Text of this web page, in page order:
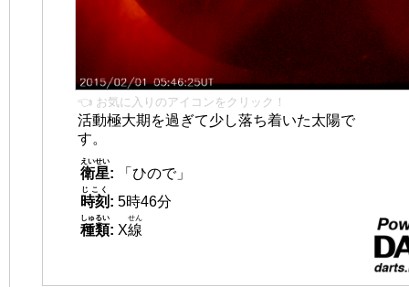
👈 お気に入りのアイコンをクリック！
活動極大期を過ぎて少し落ち着いた太陽で
す。
衛星
えいせい
:
「ひので」
時刻
じこく
: 5時46分
種類
しゅるい
: X線
せん